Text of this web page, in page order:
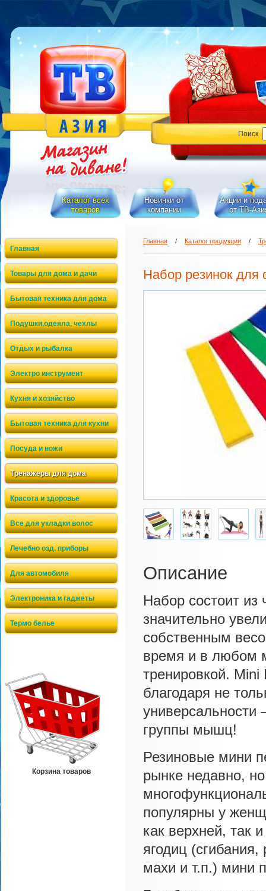
Поиск
Каталог всех
товаров
Новинки от
компании
Акции и
от ТВ-
Главная
Товары для дома и дачи
Бытовая техника для дома
Подушки,одеяла, чехлы
Отдых и рыбалка
Электро инструмент
Кухня и хозяйство
Бытовая техника для кухни
Посуда и ножи
Тренажеры для дома
Красота и здоровье
Все для укладки волос
Лечебно озд. приборы
Для автомобиля
Электроника и гаджеты
Термо белье
Корзина товаров
Главная / Каталог продукции /
Набор резинок для
Описание
Набор состоит из
значительно
собственным
время и в любом
тренировкой.
благодаря не
группы мышц!
Резиновые мини
рынке недавно,
популярны у
как верхней, так
ягодиц
махи и т.п.) мини